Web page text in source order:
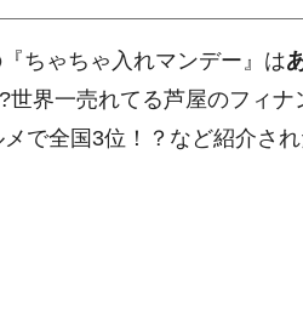
ちゃちゃ入れマンデー』は
世界一売れてる芦屋のフィ
で全国3位！？など紹介され